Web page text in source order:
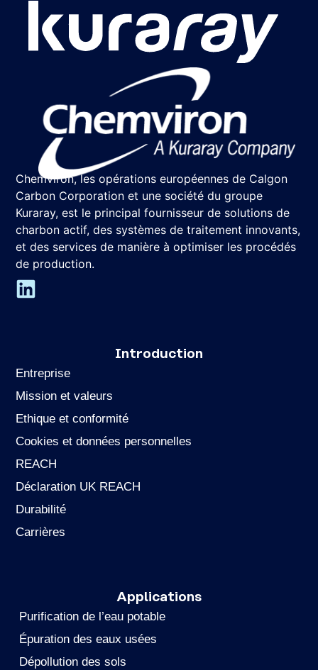
Chemviron, les opérations européennes de Calgon
Carbon Corporation et une société du groupe
Kuraray, est le principal fournisseur de solutions de
charbon actif, des systèmes de traitement innovants,
et des services de manière à optimiser les procédés
de production.
Introduction
Entreprise
Mission et valeurs
Ethique et conformité
Cookies et données personnelles
REACH
Déclaration UK REACH
Durabilité
Carrières
Applications
Purification de l’eau potable
Épuration des eaux usées
Dépollution des sols